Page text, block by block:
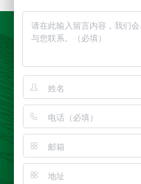
24小时服务热线：
15382869776